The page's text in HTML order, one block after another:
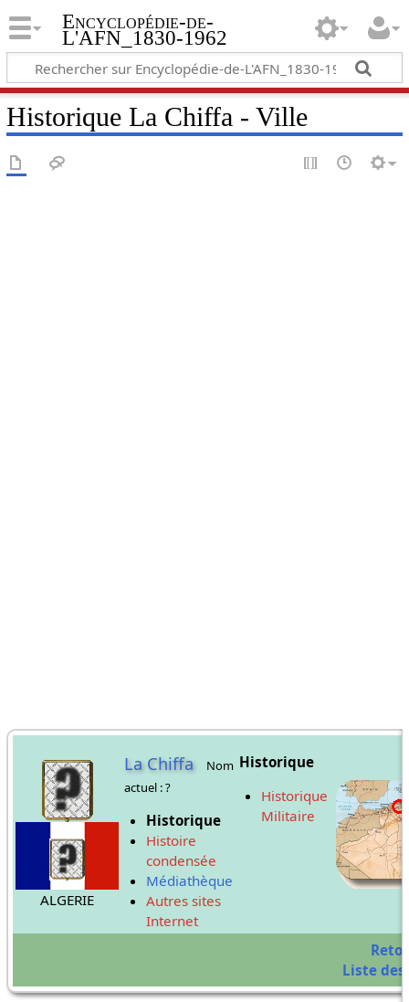
Encyclopédie-de-
L'AFN_1830-1962
Historique La Chiffa - Ville
ALGERIE
La Chiffa
Nom
actuel : ?
Historique
Histoire
condensée
Médiathèque
Autres sites
Internet
Historique
Historique
Militaire
Liste